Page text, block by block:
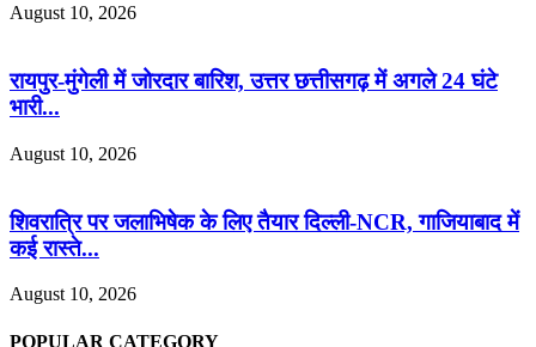
August 10, 2026
रायपुर-मुंगेली में जोरदार बारिश, उत्तर छत्तीसगढ़ में अगले 24 घंटे
भारी...
August 10, 2026
शिवरात्रि पर जलाभिषेक के लिए तैयार दिल्ली-NCR, गाजियाबाद में
कई रास्ते...
August 10, 2026
POPULAR CATEGORY